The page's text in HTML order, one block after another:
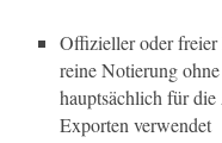
Offizieller oder
reine Notierung
hauptsächlich für
Exporten verwendet